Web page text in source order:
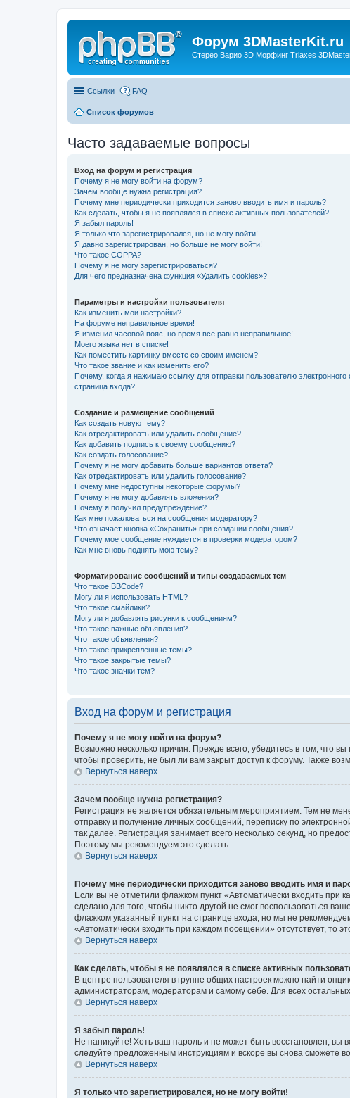
Форум 3DMasterKit.ru
Стерео Варио 3D Морфинг Triaxes
Ссылки FAQ
Список форумов
Часто задаваемые вопросы
Вход на форум и регистрация
Почему я не могу войти на форум?
Зачем вообще нужна регистрация?
Почему мне периодически приходится заново вводить имя и пароль?
Как сделать, чтобы я не появлялся в списке активных пользователей?
Я забыл пароль!
Я только что зарегистрировался, но не могу войти!
Я давно зарегистрирован, но больше не могу войти!
Что такое COPPA?
Почему я не могу зарегистрироваться?
Для чего предназначена функция «Удалить cookies»?
Параметры и настройки пользователя
Как изменить мои настройки?
На форуме неправильное время!
Я изменил часовой пояс, но время все равно неправильное!
Моего языка нет в списке!
Как поместить картинку вместе со своим именем?
Что такое звание и как изменить его?
Почему, когда я нажимаю ссылку для отправки пользователю
страница входа?
Создание и размещение сообщений
Как создать новую тему?
Как отредактировать или удалить сообщение?
Как добавить подпись к своему сообщению?
Как создать голосование?
Почему я не могу добавить больше вариантов ответа?
Как отредактировать или удалить голосование?
Почему мне недоступны некоторые форумы?
Почему я не могу добавлять вложения?
Почему я получил предупреждение?
Как мне пожаловаться на сообщения модератору?
Что означает кнопка «Сохранить» при создании сообщения?
Почему мое сообщение нуждается в проверки модератором?
Как мне вновь поднять мою тему?
Форматирование сообщений и типы создаваемых тем
Что такое BBCode?
Могу ли я использовать HTML?
Что такое смайлики?
Могу ли я добавлять рисунки к сообщениям?
Что такое важные объявления?
Что такое объявления?
Что такое прикрепленные темы?
Что такое закрытые темы?
Что такое значки тем?
Вход на форум и регистрация
Почему я не могу войти на форум?
Возможно несколько причин. Прежде всего, убедитесь в том, что
чтобы проверить, не был ли вам закрыт доступ к форуму. Также
Вернуться наверх
Зачем вообще нужна регистрация?
Регистрация не является обязательным мероприятием. Тем не
отправку и получение личных сообщений, переписку по
так далее. Регистрация занимает всего несколько секунд, но
Поэтому мы рекомендуем это сделать.
Вернуться наверх
Почему мне периодически приходится заново вводить имя и
Если вы не отметили флажком пункт «Автоматически входить
сделано для того, чтобы никто другой не смог воспользоваться
флажком указанный пункт на странице входа, но мы не
«Автоматически входить при каждом посещении» отсутствует, то
Вернуться наверх
Как сделать, чтобы я не появлялся в списке активных
В центре пользователя в группе общих настроек можно найти
администраторам, модераторам и самому себе. Для всех
Вернуться наверх
Я забыл пароль!
Не паникуйте! Хоть ваш пароль и не может быть восстановлен, вы
следуйте предложенным инструкциям и вскоре вы снова сможете
Вернуться наверх
Я только что зарегистрировался, но не могу войти!